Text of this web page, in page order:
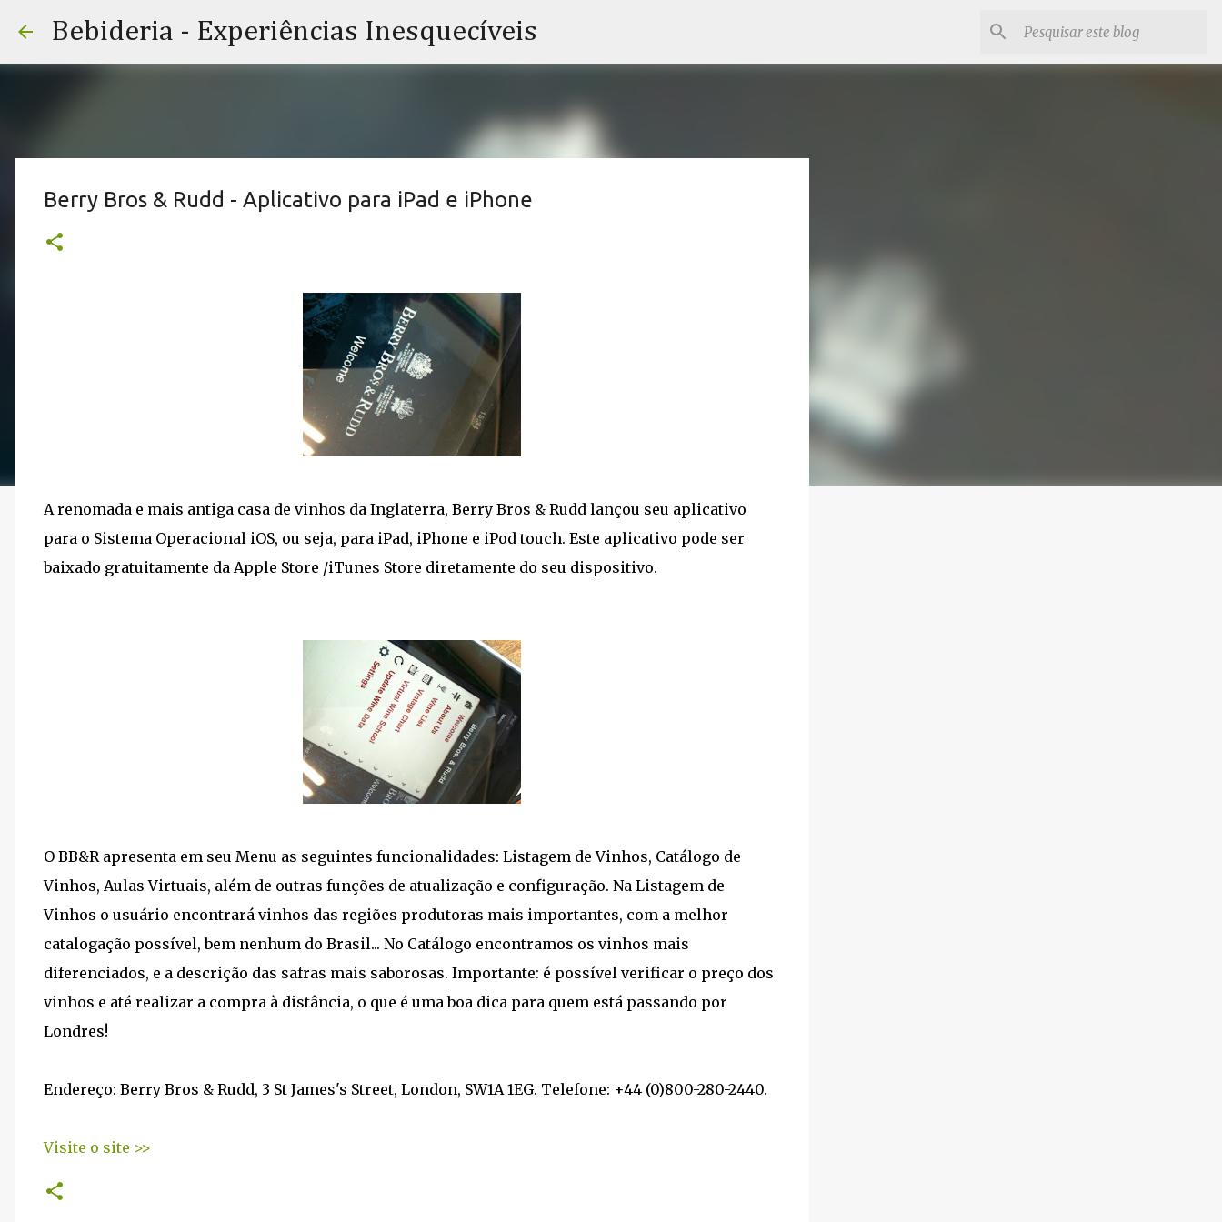
Bebideria - Experiências Inesquecíveis
Berry Bros & Rudd - Aplicativo para iPad e iPhone
A renomada e mais antiga casa de vinhos da Inglaterra, Berry Bros & Rudd lançou seu aplicativo
para o Sistema Operacional iOS, ou seja, para iPad, iPhone e iPod touch. Este aplicativo pode ser
baixado gratuitamente da Apple Store /iTunes Store diretamente do seu dispositivo.
O BB&R apresenta em seu Menu as seguintes funcionalidades: Listagem de Vinhos, Catálogo de
Vinhos, Aulas Virtuais, além de outras funções de atualização e configuração. Na Listagem de
Vinhos o usuário encontrará vinhos das regiões produtoras mais importantes, com a melhor
catalogação possível, bem nenhum do Brasil... No Catálogo encontramos os vinhos mais
diferenciados, e a descrição das safras mais saborosas. Importante: é possível verificar o preço dos
vinhos e até realizar a compra à distância, o que é uma boa dica para quem está passando por
Londres!
Endereço: Berry Bros & Rudd, 3 St James's Street, London, SW1A 1EG. Telefone: +44 (0)800-280-2440.
Visite o site >>